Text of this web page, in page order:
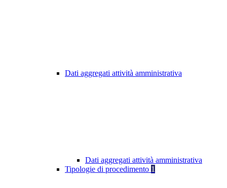
Dati aggregati attività amministrativa
Dati aggregati attività amministrativa
Tipologie di procedimento 1